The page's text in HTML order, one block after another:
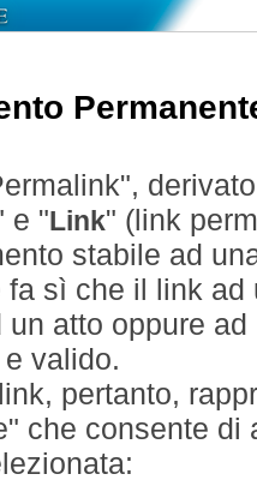
e "Link" (link
stabile ad
fa sì che il link
un atto oppure
valido.
pertanto,
che consente